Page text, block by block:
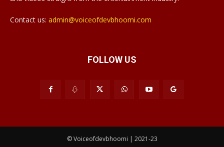
Contact us: admin@voiceofdevbhoomi.com
FOLLOW US
© Voiceofdevbhoomi | 2021-23